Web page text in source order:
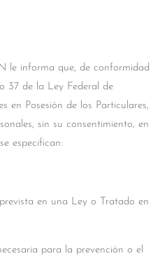
le informa que, de conformidad
37 de la Ley Federal de
en Posesión de los Particulares,
sin su consentimiento, en
especifican:
en una Ley o Tratado en
para la prevención o el